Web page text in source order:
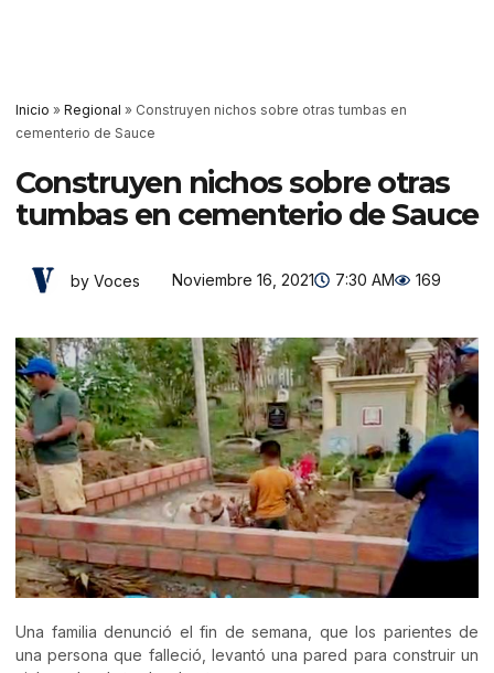
Inicio » Regional » Construyen nichos sobre otras tumbas en
cementerio de Sauce
Construyen nichos sobre otras
tumbas en cementerio de Sauce
by Voces Noviembre 16, 2021 7:30 AM 169
Una familia denunció el fin de semana, que los parientes de
una persona que falleció, levantó una pared para construir un